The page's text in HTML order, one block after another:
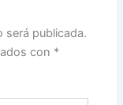
será publicada.
con *